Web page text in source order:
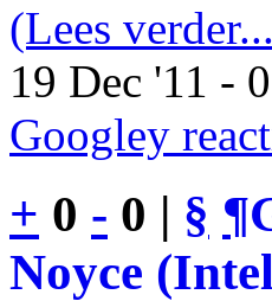
(Lees
19 Dec '11 -
Googley
+ 0 - 0 | § ¶
Noyce